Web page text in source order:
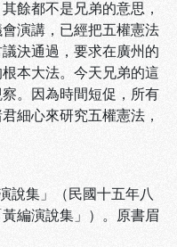
餘都不是兄弟的意思，
演講，已經把五權憲法
決通過，要求在廣州的
本大法。今天兄弟的這
。因為時間短促，所有
細心來研究五權憲法，
集」（民國十五年八
編演說集」）。原書眉